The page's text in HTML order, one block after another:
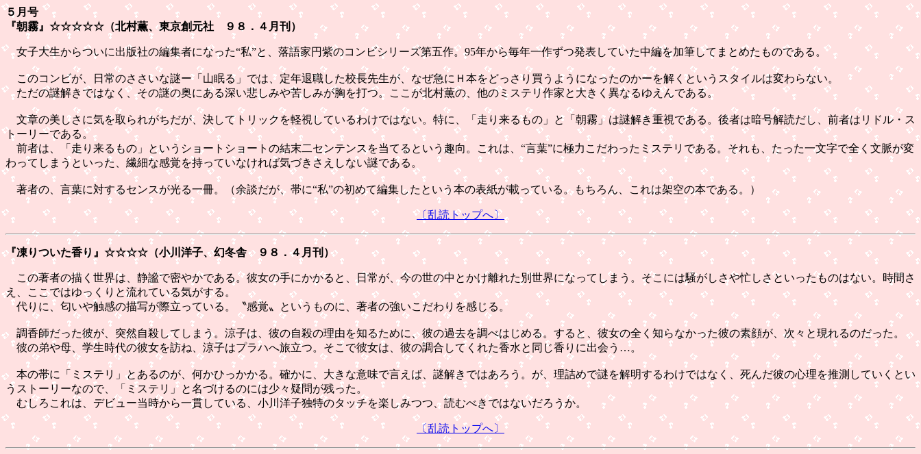
５月号
『朝霧』 ☆☆☆☆☆（北村薫、東京創元社 ９８．４月刊）
女子大生からついに出版社の編集者になった“私”と、落語家円紫のコンビシリーズ第五作。95年から毎年一作ずつ発表していた中編を加筆してまとめたものである。
このコンビが、日常のささいな謎ー「山眠る」では、定年退職した校長先生が、なぜ急にＨ本をどっさり買うようになったのかーを解くというスタイルは変わらない。
ただの謎解きではなく、その謎の奥にある深い悲しみや苦しみが胸を打つ。ここが北村薫の、他のミステリ作家と大きく異なるゆえんである。
文章の美しさに気を取られがちだが、決してトリックを軽視しているわけではない。特に、「走り来るもの」と「朝霧」は謎解き重視である。後者は暗号解読だし、前者はリドル・ス
トーリーである。
前者は、「走り来るもの」というショートショートの結末二センテンスを当てるという趣向。これは、“言葉”に極力こだわったミステリである。それも、たった一文字で全く文脈が変
わってしまうといった、繊細な感覚を持っていなければ気づきさえしない謎である。
著者の、言葉に対するセンスが光る一冊。（余談だが、帯に“私”の初めて編集したという本の表紙が載っている。もちろん、これは架空の本である。）
〔乱読トップへ〕
『凍りついた香り』 ☆☆☆☆（小川洋子、幻冬舎 ９８．４月刊）
この著者の描く世界は、静謐で密やかである。彼女の手にかかると、日常が、今の世の中とかけ離れた別世界になってしまう。そこには騒がしさや忙しさといったものはない。時間さ
え、ここではゆっくりと流れている気がする。
代りに、匂いや触感の描写が際立っている。〝感覚〟というものに、著者の強いこだわりを感じる。
調香師だった彼が、突然自殺してしまう。涼子は、彼の自殺の理由を知るために、彼の過去を調べはじめる。すると、彼女の全く知らなかった彼の素顔が、次々と現れるのだった。
彼の弟や母、学生時代の彼女を訪ね、涼子はプラハへ旅立つ。そこで彼女は、彼の調合してくれた香水と同じ香りに出会う…。
本の帯に「ミステリ」とあるのが、何かひっかかる。確かに、大きな意味で言えば、謎解きではあろう。が、理詰めで謎を解明するわけではなく、死んだ彼の心理を推測していくとい
うストーリーなので、「ミステリ」と名づけるのには少々疑問が残った。
むしろこれは、デビュー当時から一貫している、小川洋子独特のタッチを楽しみつつ、読むべきではないだろうか。
〔乱読トップへ〕